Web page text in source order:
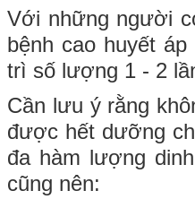
Với những người
bệnh cao huyết
trì số lượng 1 - 2
Cần lưu ý rằng
được hết dưỡng
đa hàm lượng
cũng nên: